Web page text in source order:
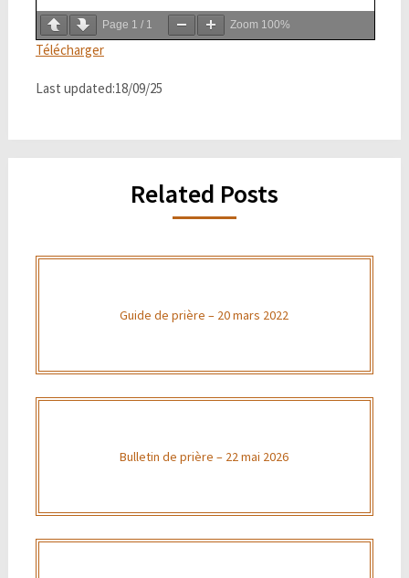
Page 1 / 1 Zoom 100%
Télécharger
Last updated:18/09/25
Related Posts
Guide de prière – 20 mars 2022
Bulletin de prière – 22 mai 2026